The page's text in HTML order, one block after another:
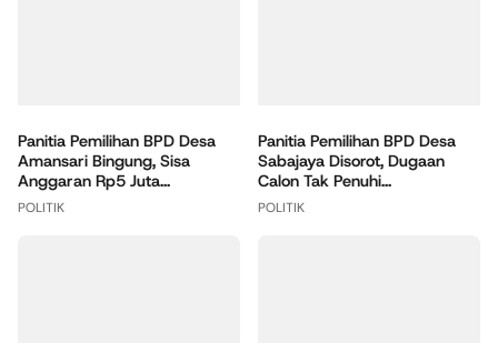
Panitia Pemilihan BPD Desa
Amansari Bingung, Sisa
Anggaran Rp5 Juta...
POLITIK
Panitia Pemilihan BPD Desa
Sabajaya Disorot, Dugaan
Calon Tak Penuhi...
POLITIK